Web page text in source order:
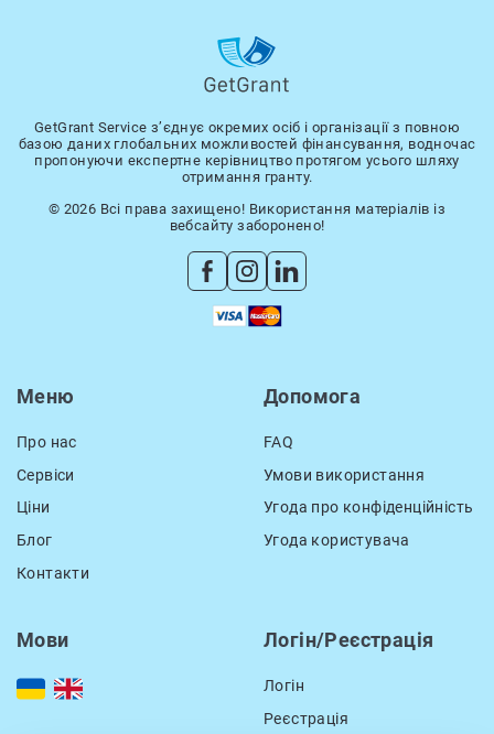
GetGrant Service з’єднує окремих осіб і організації з повною
базою даних глобальних можливостей фінансування, водночас
пропонуючи експертне керівництво протягом усього шляху
отримання гранту.
© 2026 Всі права захищено! Використання матеріалів із
вебсайту заборонено!
Меню
Про нас
Сервіси
Ціни
Блог
Контакти
Допомога
FAQ
Умови використання
Угода про конфіденційність
Угода користувача
Мови Логін/Реєстрація
Логін
Реєстрація